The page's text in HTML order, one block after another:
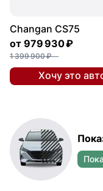
Changan CS75
от 979 930 ₽
1 399 900 ₽
Хочу это